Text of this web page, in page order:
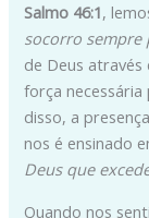
Salmo 46:1,
socorro sempre
de Deus
força
disso, a
nos é ensinado
Deus que
Quando nos